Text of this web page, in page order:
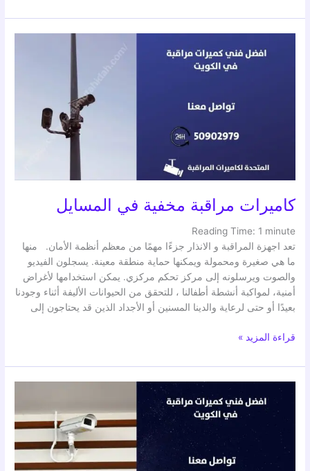
كاميرات مراقبة مخفية في المسايل
Reading Time: 1 minute
تعد اجهزة المراقبة و الانذار جزءًا مهمًا من معظم أنظمة الأمان. منها
ما هي صغيرة ومحمولة ويمكنها حماية منطقة معينة. يسجلون الفيديو
والصوت ويرسلونه إلى مركز تحكم مركزي. يمكن استخدامها لأغراض
أمنية، لمواكبة أنشطة أطفالنا ، للتحقق من الحيوانات الأليفة أثناء وجودنا
بعيدًا أو حتى لرعاية والدينا المسنين أو الأجداد الذين قد يحتاجون إلى
قراءة المزيد »
الكويت